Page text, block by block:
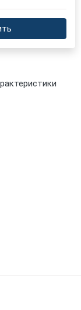
и превосходное